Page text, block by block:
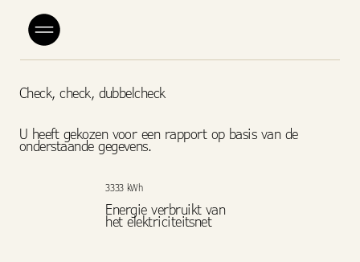
Check, check, dubbelcheck
U heeft gekozen voor een rapport op basis van de
onderstaande gegevens.
3333 kWh
Energie verbruikt van
het elektriciteitsnet